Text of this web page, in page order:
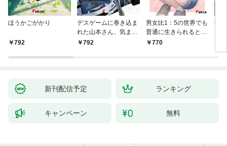
ほうかごがかり
792
デスゲームに巻き込ま
れた山本さん、気まま
にゲームバランスを崩
792
男女比1：5の世界でも
普通に生きられると思
った？ ～激重感情な
770
戦
特
新刊配信予定 ランキング
キャンペーン 無料